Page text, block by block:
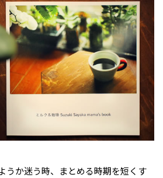
うか迷う時、まとめる時期を短くす